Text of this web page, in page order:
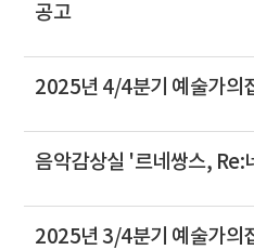
공고
2025년 4/4분기 예술가의
음악감상실 '르네쌍스, Re:
2025년 3/4분기 예술가의